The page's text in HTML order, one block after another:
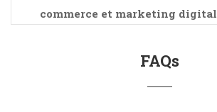
commerce et marketing digital
FAQs